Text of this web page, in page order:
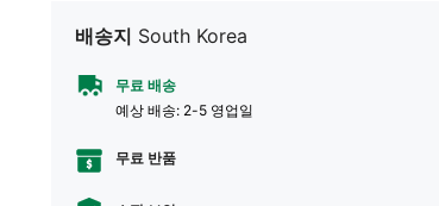
배송지 South Korea
무료 배송
예상 배송: 2-5 영업일
무료 반품